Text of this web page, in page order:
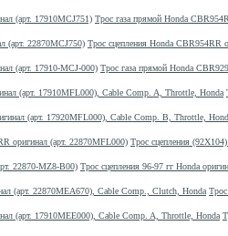
Трос газа прямой Honda
Трос сцепления Honda CBR954RR
Трос газа прямой Honda
Трос сцепления
Трос сцепления 96-97 гг Honda